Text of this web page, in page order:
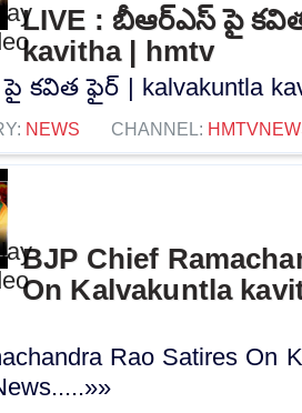
LIVE : బీఆర్ఎస్ పై
kavitha | hmtv
కవిత ఫైర్ | kalvakuntla
NEWS CHANNEL:
BJP Chief
On Kalvakuntla
Rao Satires On